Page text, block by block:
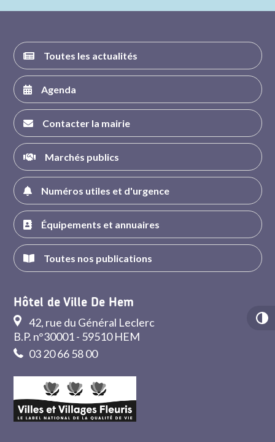
Toutes les actualités
Agenda
Contacter la mairie
Marchés publics
Numéros utiles et d'urgence
Équipements et annuaires
Toutes nos publications
Hôtel de Ville De Hem
42, rue du Général Leclerc
B.P. n°30001 - 59510 HEM
03 20 66 58 00